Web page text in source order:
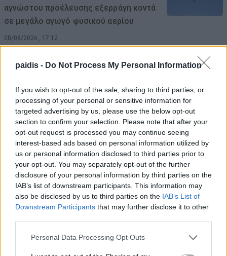
paidis - Do Not Process My Personal Information
If you wish to opt-out of the sale, sharing to third parties, or
processing of your personal or sensitive information for
targeted advertising by us, please use the below opt-out
section to confirm your selection. Please note that after your
opt-out request is processed you may continue seeing
interest-based ads based on personal information utilized by
us or personal information disclosed to third parties prior to
your opt-out. You may separately opt-out of the further
disclosure of your personal information by third parties on the
IAB’s list of downstream participants. This information may
also be disclosed by us to third parties on the IAB’s List of
Downstream Participants that may further disclose it to other
Personal Data Processing Opt Outs
αγνώστου προέλευσης εξερράγη κοντά
σε μεγάλο αγωγό φυσικού αερίου
08/08/2026 , 17:12
Τι σχέση έχουν μια αγελάδα, μια ζέβρα και
έδωσε την απάντηση
08/08/2026 , 15:47
Η Ελλάδα χάνει το τρένο των startups:
Εκτός top 50 την ώρα που Κύπρος,
Τουρκία, Ρουμανία, Βουλγαρία, Βόρεια
Μακεδονία και Αλβανία επιταχύνουν
08/08/2026 , 12:40
Συναγερμός για φωτιά σε σπίτι στον
Αμπελώνα